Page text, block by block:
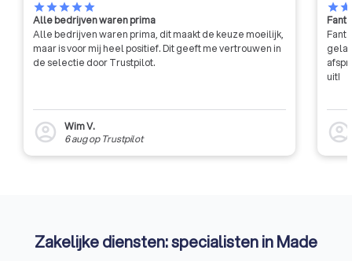
starstarstarstarstar
Alle bedrijven waren prima
Alle bedrijven waren prima, dit maakt de keuze moeilijk,
maar is voor mij heel positief. Dit geeft me vertrouwen in
de selectie door Trustpilot.
account_circle
Wim V.
6 augop Trustpilot
starstar
uit!
account_circle
Zakelijke diensten: specialisten in Made